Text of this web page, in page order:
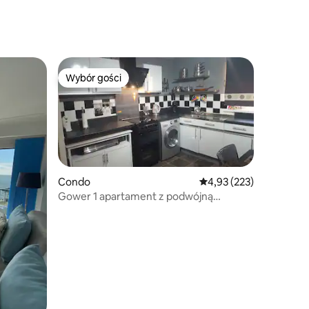
gości Wybór gości
Wybór gości
Condo Średnia ocena: 4,93
4,93 (223)
Gower 1 apartament z podwójną